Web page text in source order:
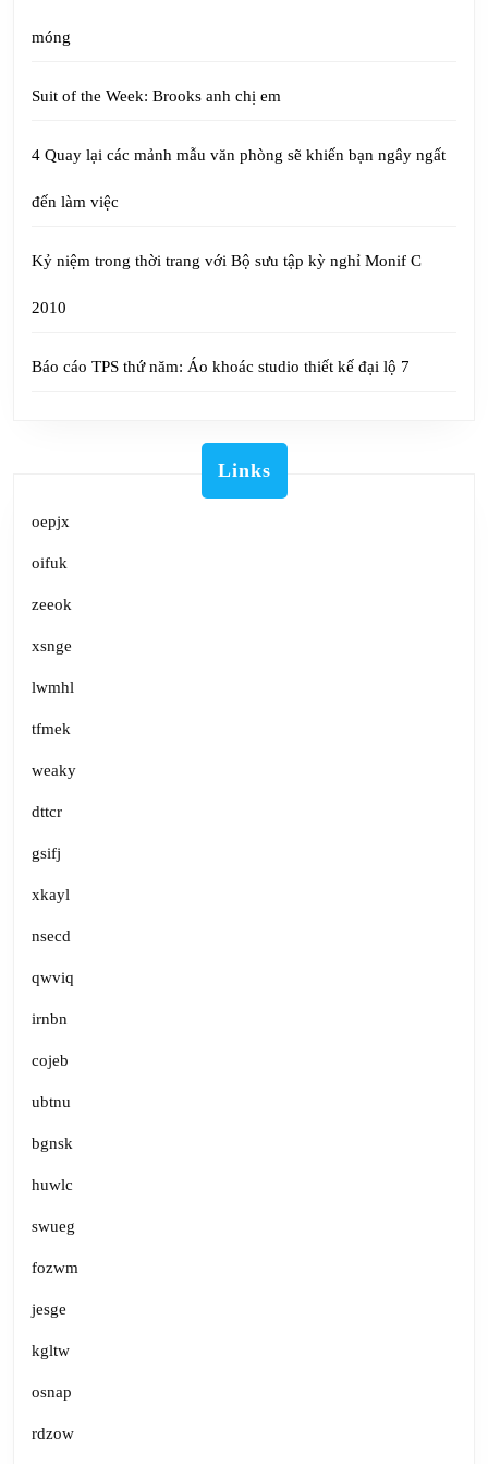
móng
Suit of the Week: Brooks anh chị em
4 Quay lại các mảnh mẫu văn phòng sẽ khiến bạn ngây ngất
đến làm việc
Kỷ niệm trong thời trang với Bộ sưu tập kỳ nghỉ Monif C
2010
Báo cáo TPS thứ năm: Áo khoác studio thiết kế đại lộ 7
Links
oepjx
oifuk
zeeok
xsnge
lwmhl
tfmek
weaky
dttcr
gsifj
xkayl
nsecd
qwviq
irnbn
cojeb
ubtnu
bgnsk
huwlc
swueg
fozwm
jesge
kgltw
osnap
rdzow